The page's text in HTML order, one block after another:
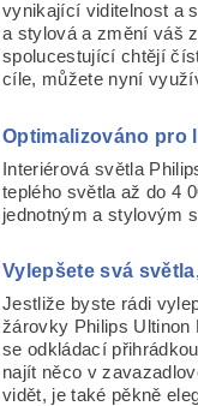
vynikající viditelnost a
a stylová a změní váš
spolucestující chtějí
cíle, můžete nyní
Optimalizováno pro
Interiérová světla
teplého světla až do 4
jednotným a stylovým
Vylepšete svá
Jestliže byste rádi
žárovky Philips Ultinon
se odkládací
najít něco v
vidět, je také pěkně